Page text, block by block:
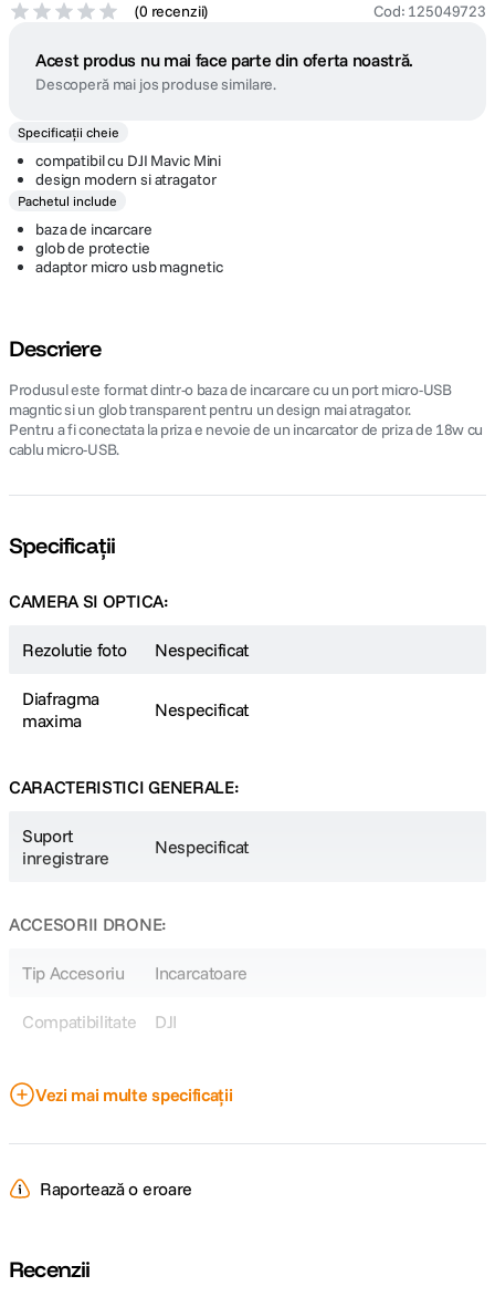
(0 recenzii) Cod: 125049723
Acest produs nu mai face parte din oferta noastră.
Descoperă mai jos produse similare.
Specificații cheie
compatibil cu DJI Mavic Mini
design modern si atragator
Pachetul include
baza de incarcare
glob de protectie
adaptor micro usb magnetic
Descriere
Produsul este format dintr-o baza de incarcare cu un port micro-USB
magntic si un glob transparent pentru un design mai atragator.
Pentru a fi conectata la priza e nevoie de un incarcator de priza de 18w cu
cablu micro-USB.
Specificații
CAMERA SI OPTICA:
Rezolutie foto Nespecificat
Diafragma
maxima
Nespecificat
CARACTERISTICI GENERALE:
Suport
inregistrare
Nespecificat
ACCESORII DRONE:
Tip Accesoriu Incarcatoare
Compatibilitate DJI
DETALII PRODUCATOR
Vezi mai multe specificații
Raportează o eroare
Recenzii